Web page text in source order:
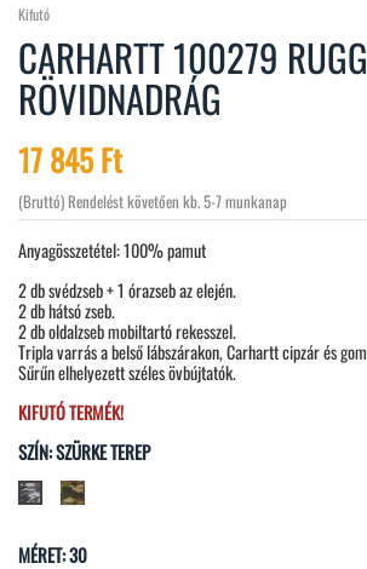
Kifutó
CARHARTT 100279
RÖVIDNADRÁG
17 845 Ft
(Bruttó) Rendelést követően kb. 5-7 munkanap
Anyagösszetétel: 100% pamut
2 db svédzseb + 1 órazseb az elején.
2 db hátsó zseb.
2 db oldalzseb mobiltartó rekesszel.
Tripla varrás a belső lábszárakon, Carhartt cipzár és
Sűrűn elhelyezett széles övbújtatók.
KIFUTÓ TERMÉK!
SZÍN: SZÜRKE TEREP
Szürke
terep
Keki
terep
MÉRET: 30